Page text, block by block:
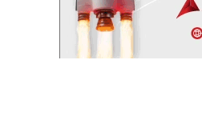
зборува експлицитно за
нација, а не како дел од друга
Барбис, големиот пријател на
роден на 17 мај 1873 година